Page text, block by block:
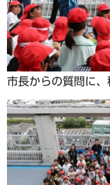
市長からの質問に